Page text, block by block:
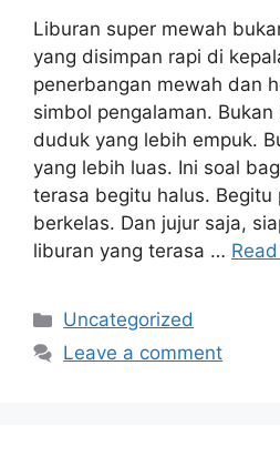
Liburan super mewah
yang disimpan rapi di
penerbangan mewah dan
simbol pengalaman.
duduk yang lebih empuk.
yang lebih luas. Ini soal
terasa begitu halus. Begitu
berkelas. Dan jujur saja,
liburan yang terasa …
Categories
Uncategorized
Leave a comment